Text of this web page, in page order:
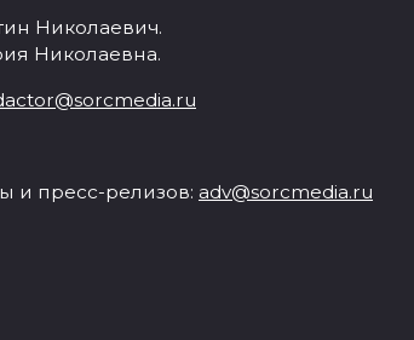
Николаевич.
Николаевна.
и пресс-релизов: adv@sorcmedia.ru